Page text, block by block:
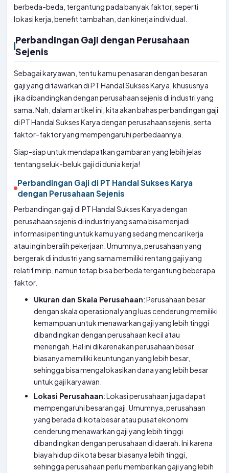
berbeda-beda, tergantung pada banyak faktor, seperti
lokasi kerja, benefit tambahan, dan kinerja individual.
Perbandingan Gaji dengan Perusahaan
Sejenis
Sebagai karyawan, tentu kamu penasaran dengan besaran
gaji yang ditawarkan di PT Handal Sukses Karya, khususnya
jika dibandingkan dengan perusahaan sejenis di industri yang
sama. Nah, dalam artikel ini, kita akan bahas perbandingan gaji
di PT Handal Sukses Karya dengan perusahaan sejenis, serta
faktor-faktor yang mempengaruhi perbedaannya.
Siap-siap untuk mendapatkan gambaran yang lebih jelas
tentang seluk-beluk gaji di dunia kerja!
Perbandingan Gaji di PT Handal Sukses Karya
dengan Perusahaan Sejenis
Perbandingan gaji di PT Handal Sukses Karya dengan
perusahaan sejenis di industri yang sama bisa menjadi
informasi penting untuk kamu yang sedang mencari kerja
atau ingin beralih pekerjaan. Umumnya, perusahaan yang
bergerak di industri yang sama memiliki rentang gaji yang
relatif mirip, namun tetap bisa berbeda tergantung beberapa
faktor.
Ukuran dan Skala Perusahaan: Perusahaan besar
dengan skala operasional yang luas cenderung memiliki
kemampuan untuk menawarkan gaji yang lebih tinggi
dibandingkan dengan perusahaan kecil atau
menengah. Hal ini dikarenakan perusahaan besar
biasanya memiliki keuntungan yang lebih besar,
sehingga bisa mengalokasikan dana yang lebih besar
untuk gaji karyawan.
Lokasi Perusahaan: Lokasi perusahaan juga dapat
mempengaruhi besaran gaji. Umumnya, perusahaan
yang berada di kota besar atau pusat ekonomi
cenderung menawarkan gaji yang lebih tinggi
dibandingkan dengan perusahaan di daerah. Ini karena
biaya hidup di kota besar biasanya lebih tinggi,
sehingga perusahaan perlu memberikan gaji yang lebih